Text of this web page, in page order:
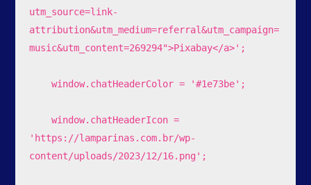
utm_source=link-
attribution&utm_medium=referral&utm_campaign=
music&utm_content=269294">Pixabay</a>';
    window.chatHeaderColor = '#1e73be';
    window.chatHeaderIcon =
'https://lamparinas.com.br/wp-
content/uploads/2023/12/16.png';